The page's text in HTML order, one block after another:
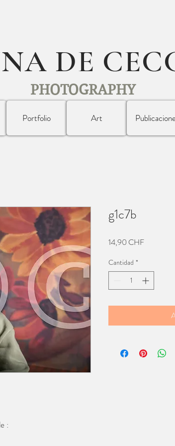
DE
PHOTOGRAPHY
Portfolio Art
:
g1c7b
14,90 CHFPrecio
Cantidad *